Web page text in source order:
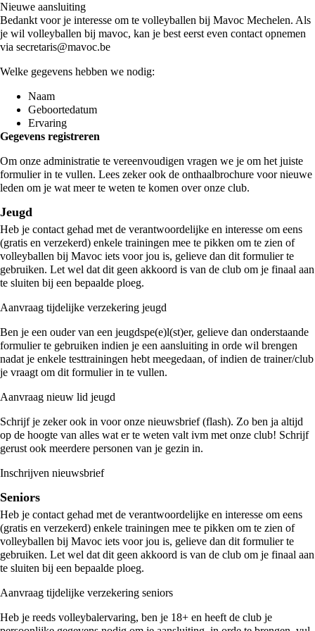
Nieuwe aansluiting
Bedankt voor je interesse om te volleyballen bij Mavoc Mechelen. Als
je wil volleyballen bij mavoc, kan je best eerst even contact opnemen
via secretaris@mavoc.be
Welke gegevens hebben we nodig:
Naam
Geboortedatum
Ervaring
Gegevens registreren
Om onze administratie te vereenvoudigen vragen we je om het juiste
formulier in te vullen. Lees zeker ook de onthaalbrochure voor nieuwe
leden om je wat meer te weten te komen over onze club.
Jeugd
Heb je contact gehad met de verantwoordelijke en interesse om eens
(gratis en verzekerd) enkele trainingen mee te pikken om te zien of
volleyballen bij Mavoc iets voor jou is, gelieve dan dit formulier te
gebruiken. Let wel dat dit geen akkoord is van de club om je finaal aan
te sluiten bij een bepaalde ploeg.
Aanvraag tijdelijke verzekering jeugd
Ben je een ouder van een jeugdspe(e)l(st)er, gelieve dan onderstaande
formulier te gebruiken indien je een aansluiting in orde wil brengen
nadat je enkele testtrainingen hebt meegedaan, of indien de trainer/club
je vraagt om dit formulier in te vullen.
Aanvraag nieuw lid jeugd
Schrijf je zeker ook in voor onze nieuwsbrief (flash). Zo ben ja altijd
op de hoogte van alles wat er te weten valt ivm met onze club! Schrijf
gerust ook meerdere personen van je gezin in.
Inschrijven nieuwsbrief
Seniors
Heb je contact gehad met de verantwoordelijke en interesse om eens
(gratis en verzekerd) enkele trainingen mee te pikken om te zien of
volleyballen bij Mavoc iets voor jou is, gelieve dan dit formulier te
gebruiken. Let wel dat dit geen akkoord is van de club om je finaal aan
te sluiten bij een bepaalde ploeg.
Aanvraag tijdelijke verzekering seniors
Heb je reeds volleybalervaring, ben je 18+ en heeft de club je